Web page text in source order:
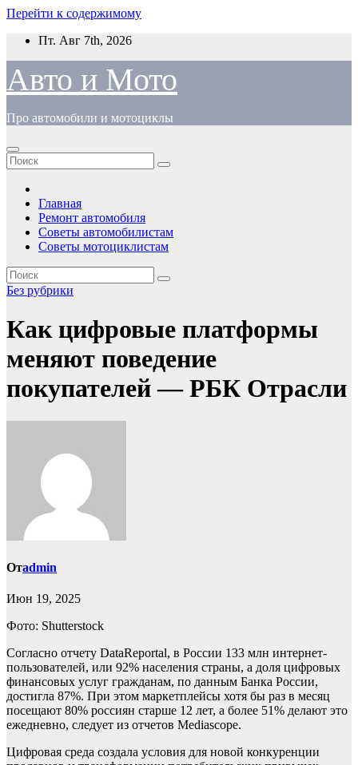
Перейти к содержимому
Пт. Авг 7th, 2026
Авто и Мото
Про автомобили и мотоциклы
Главная
Ремонт автомобиля
Советы автомобилистам
Советы мотоциклистам
Без рубрики
Как цифровые платформы
меняют поведение
покупателей — РБК Отрасли
Отadmin
Июн 19, 2025
Фото: Shutterstock
Согласно отчету DataReportal, в России 133 млн интернет-
пользователей, или 92% населения страны, а доля цифровых
финансовых услуг гражданам, по данным Банка России,
достигла 87%. При этом маркетплейсы хотя бы раз в месяц
посещают 80% россиян старше 12 лет, а более 51% делают это
ежедневно, следует из отчетов Mediascope.
Цифровая среда создала условия для новой конкуренции